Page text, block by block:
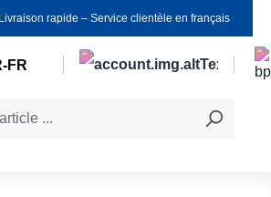
rapide ‒ Service clientèle en français
FR